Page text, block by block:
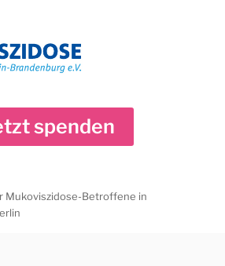
spenden
Mukoviszidose-Betroffene in